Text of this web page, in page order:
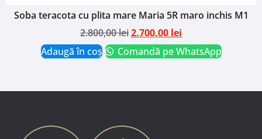
Soba teracota cu plita mare Maria 5R maro inchis M1
2.800,00lei2.700,00 lei
Adaugă în coș
Comandă pe WhatsApp